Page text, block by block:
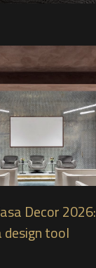
Decor 2026:
tool